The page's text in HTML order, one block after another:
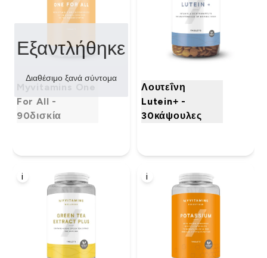
Myvitamins One
For All -
90δισκία
Εξαντλήθηκε
Διαθέσιμο ξανά σύντομα
Λουτεΐνη
Lutein+ -
30κάψουλες
i i